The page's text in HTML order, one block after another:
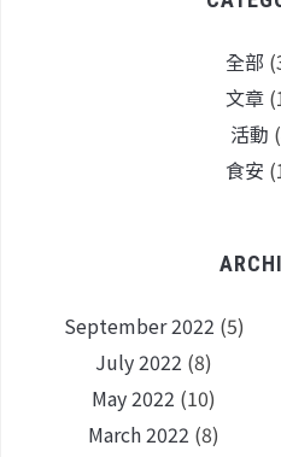
全部
文章
活動
食安
September 2022 (5)
July 2022 (8)
May 2022 (10)
March 2022 (8)